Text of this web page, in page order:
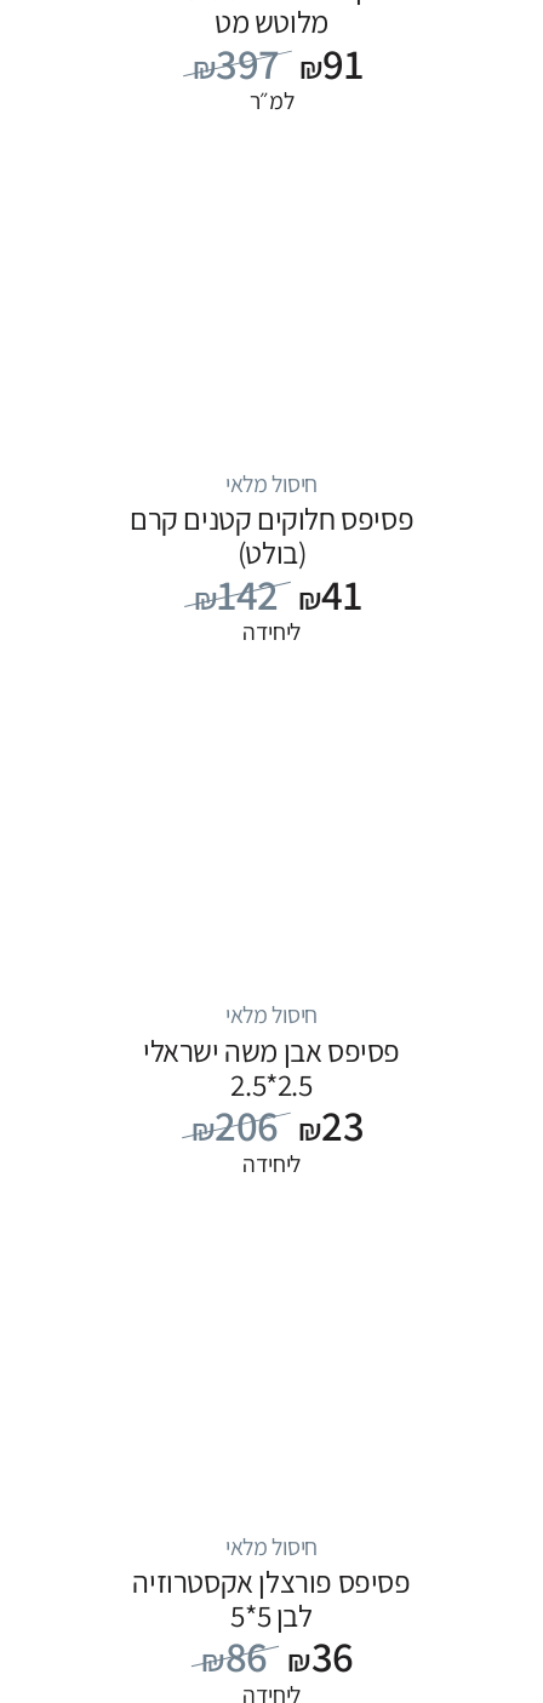
מלוטש מט
₪397 ₪91
למ״ר
חיסול מלאי
פסיפס חלוקים קטנים קרם
(בולט)
₪142 ₪41
ליחידה
חיסול מלאי
פסיפס אבן משה ישראלי
2.5*2.5
₪206 ₪23
ליחידה
חיסול מלאי
פסיפס פורצלן אקסטרוזיה
לבן 5*5
₪86 ₪36
ליחידה